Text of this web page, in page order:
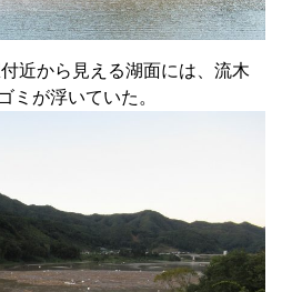
近から見える湖面には、流木
ミが浮いていた。